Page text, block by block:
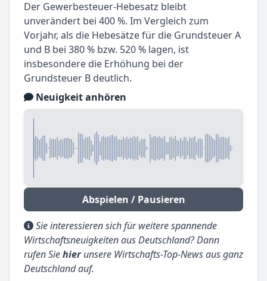
Der Gewerbesteuer-Hebesatz bleibt
unverändert bei 400 %. Im Vergleich zum
Vorjahr, als die Hebesätze für die Grundsteuer A
und B bei 380 % bzw. 520 % lagen, ist
insbesondere die Erhöhung bei der
Grundsteuer B deutlich.
Neuigkeit anhören
Abspielen / Pausieren
Sie interessieren sich für weitere spannende
Wirtschaftsneuigkeiten aus Deutschland? Dann
rufen Siehierunsere Wirtschafts-Top-News aus ganz
Deutschland auf.